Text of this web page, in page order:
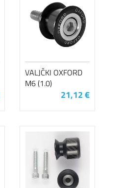
VALJČKI OXFORD
M6 (1.0)
21,12 €